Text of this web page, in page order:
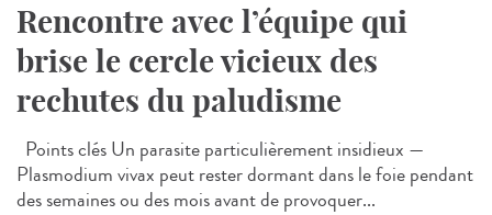
Rencontre avec l’équipe qui
brise le cercle vicieux des
rechutes du paludisme
Points clés Un parasite particulièrement insidieux —
Plasmodium vivax peut rester dormant dans le foie pendant
des semaines ou des mois avant de provoquer...